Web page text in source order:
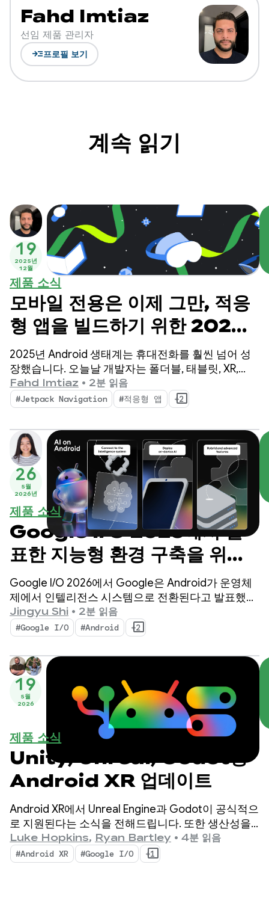
Fahd Imtiaz
선임 제품 관리자
read_more프로필 보기
계속 읽기
19
2025년
12월
제품 소식
모바일 전용은 이제 그만, 적응
형 앱을 빌드하기 위한 2025
년의 세 가지 필수 업데이트
2025년 Android 생태계는 휴대전화를 훨씬 넘어 성
장했습니다. 오늘날 개발자는 폴더블, 태블릿, XR,
Chromebook, 호환 자동차를 포함한 5억 대 이상의
활성 기기에 도달할 수 있습니다.
Fahd Imtiaz • 2분 읽음
#Jetpack Navigation #적응형 앱 +2
26
5월
2026년
제품 소식
Google I/O 2026에서 발
표한 지능형 환경 구축을 위한
Android의 주요 AI 업데이
트
Google I/O 2026에서 Google은 Android가 운영체
제에서 인텔리전스 시스템으로 전환된다고 발표했습
니다. 또한 시스템을 사용하여 기본적으로 지능형 환
경을 구축하고 Google AI의 기능을 앱에 도입하는 방
법을 시연했습니다.
Jingyu Shi • 2분 읽음
#Google I/O #Android +2
19
5월
2026
제품 소식
Unity, Unreal, Godot용
Android XR 업데이트
Android XR에서 Unreal Engine과 Godot이 공식적으
로 지원된다는 소식을 전해드립니다. 또한 생산성을
높이고 새로운 XR 기능을 지원하도록 설계된 새로운
도구인 Android XR 엔진 허브와 Android XR 상호작
용 프레임워크도 출시합니다.
Luke Hopkins, Ryan Bartley • 4분 읽음
#Android XR #Google I/O +1